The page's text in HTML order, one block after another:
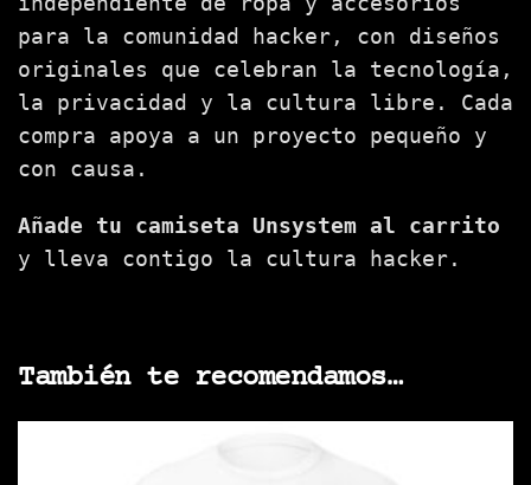
para la comunidad hacker, con diseños
originales que celebran la tecnología,
la privacidad y la cultura libre. Cada
compra apoya a un proyecto pequeño y
con causa.
Añade tu camiseta Unsystem al carrito
y lleva contigo la cultura hacker.
También te recomendamos…